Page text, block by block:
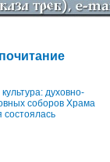
духовно-
соборов Храма
состоялась